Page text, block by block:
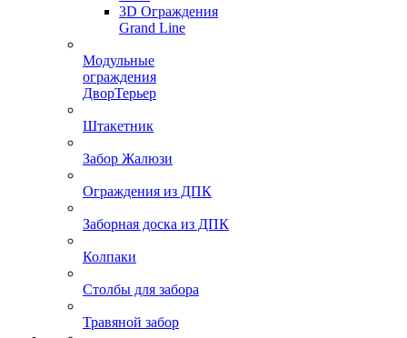
3D Ограждения
Grand Line
Модульные
ограждения
ДворТерьер
Штакетник
Забор Жалюзи
Ограждения из ДПК
Заборная доска из ДПК
Колпаки
Столбы для забора
Травяной забор